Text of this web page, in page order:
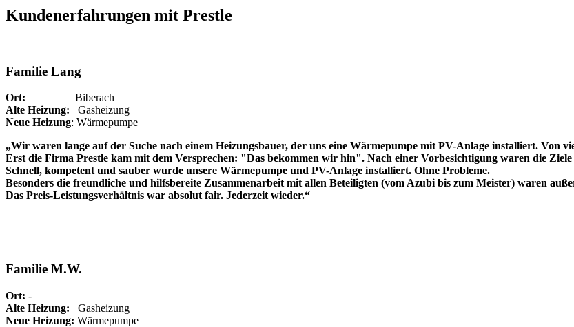
Kundenerfahrungen mit Prestle
Familie Lang
Ort: Biberach
Alte Heizung: Gasheizung
Neue Heizung: Wärmepumpe
„Wir waren lange auf der Suche nach einem Heizungsbauer, der uns eine Wärmepumpe mit PV-Anlage installiert.
Erst die Firma Prestle kam mit dem Versprechen: "Das bekommen wir hin". Nach einer Vorbesichtigung waren die Ziele
Schnell, kompetent und sauber wurde unsere Wärmepumpe und PV-Anlage installiert. Ohne Probleme.
Besonders die freundliche und hilfsbereite Zusammenarbeit mit allen Beteiligten (vom Azubi bis zum Meister) waren
Das Preis-Leistungsverhältnis war absolut fair. Jederzeit wieder.“
Familie M.W.
Ort: -
Alte Heizung: Gasheizung
Neue Heizung: Wärmepumpe